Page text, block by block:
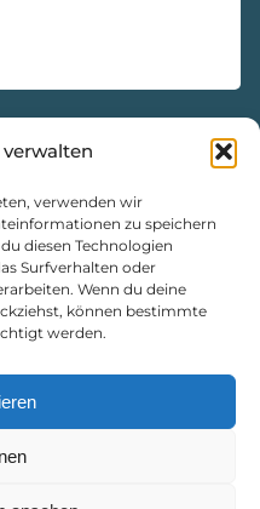
verwenden wir
zu speichern
diesen Technologien
Surfverhalten oder
Wenn du deine
können bestimmte
werden.
Eisenwurzen GmbH
Richtlinie